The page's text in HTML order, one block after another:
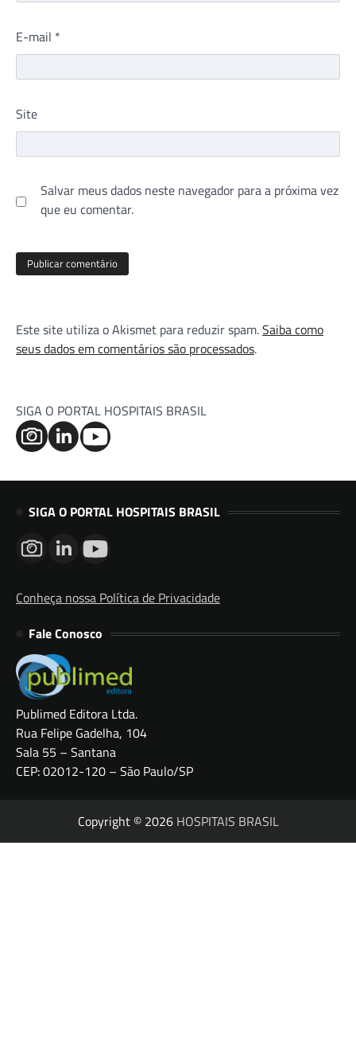
E-mail *
Site
Salvar meus dados neste navegador para a próxima vez
que eu comentar.
Este site utiliza o Akismet para reduzir spam.Saiba como
seus dados em comentários são processados.
SIGA O PORTAL HOSPITAIS BRASIL
SIGA O PORTAL HOSPITAIS BRASIL
Conheça nossa Política de Privacidade
Fale Conosco
Publimed Editora Ltda.
Rua Felipe Gadelha, 104
Sala 55 – Santana
CEP: 02012-120 – São Paulo/SP
Copyright © 2026 HOSPITAIS BRASIL